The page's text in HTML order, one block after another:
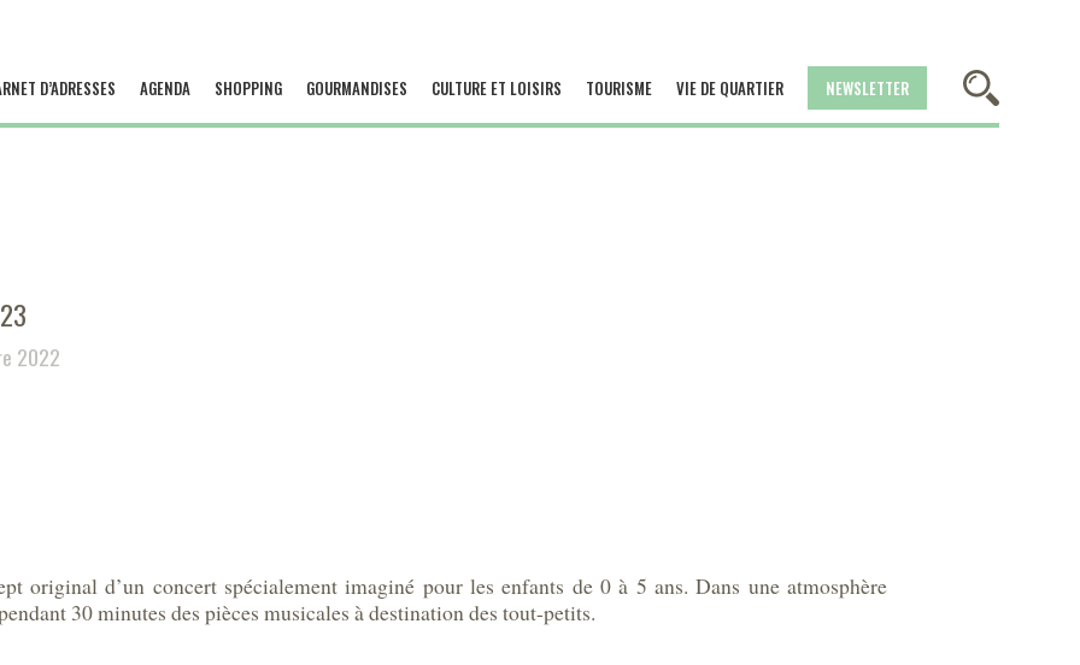
D’ADRESSES AGENDA SHOPPING GOURMANDISES CULTURE ET LOISIRS TOURISME VIE DE QUARTIER NEWSLETTER
2022
original d’un concert spécialement imaginé pour les enfants de 0 à 5 ans. Dans une atmosphère
30 minutes des pièces musicales à destination des tout-petits.